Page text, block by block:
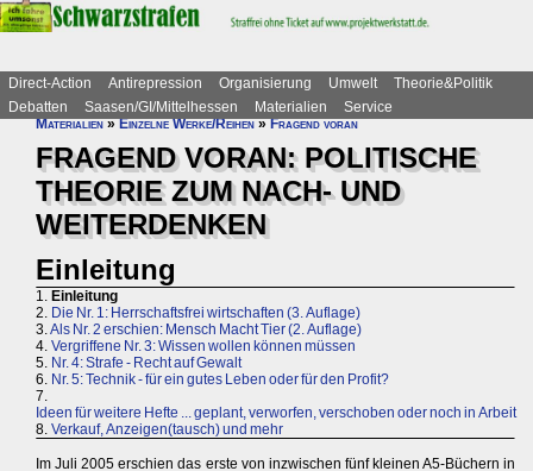
Direct-Action Antirepression Organisierung Umwelt
Theorie&Politik
Debatten
Saasen/GI/Mittelhessen Materialien
Service
Materialien»Einzelne Werke/Reihen»Fragend voran
FRAGEND VORAN: POLITISCHE
THEORIE ZUM NACH- UND
WEITERDENKEN
Einleitung
1. Einleitung
2. Die Nr. 1: Herrschaftsfrei wirtschaften (3. Auflage)
3.Als Nr. 2 erschien: Mensch Macht Tier (2. Auflage)
4. Vergriffene Nr. 3: Wissen wollen können müssen
5. Nr. 4: Strafe - Recht auf Gewalt
6. Nr. 5: Technik - für ein gutes Leben oder für den Profit?
7.
Ideen für weitere Hefte ... geplant, verworfen, verschoben oder noch in Arbeit
8. Verkauf, Anzeigen(tausch) und mehr
Im Juli 2005 erschien das erste von inzwischen fünf kleinen A5-Büchern in